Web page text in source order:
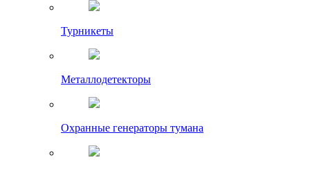
Турникеты
Металлодетекторы
Охранные генераторы тумана